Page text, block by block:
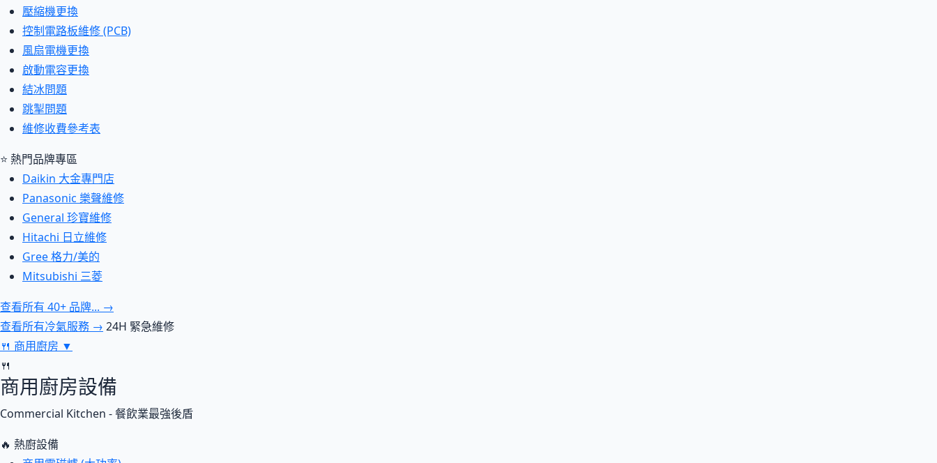
壓縮機更換
控制電路板維修 (PCB)
風扇電機更換
啟動電容更換
結冰問題
跳掣問題
維修收費參考表
⭐ 熱門品牌專區
Daikin 大金專門店
Panasonic 樂聲維修
General 珍寶維修
Hitachi 日立維修
Gree 格力/美的
Mitsubishi 三菱
查看所有 40+ 品牌... →
查看所有冷氣服務 → 24H 緊急維修
🍴 商用廚房 ▼
🍴
商用廚房設備
Commercial Kitchen - 餐飲業最強後盾
🔥 熱廚設備